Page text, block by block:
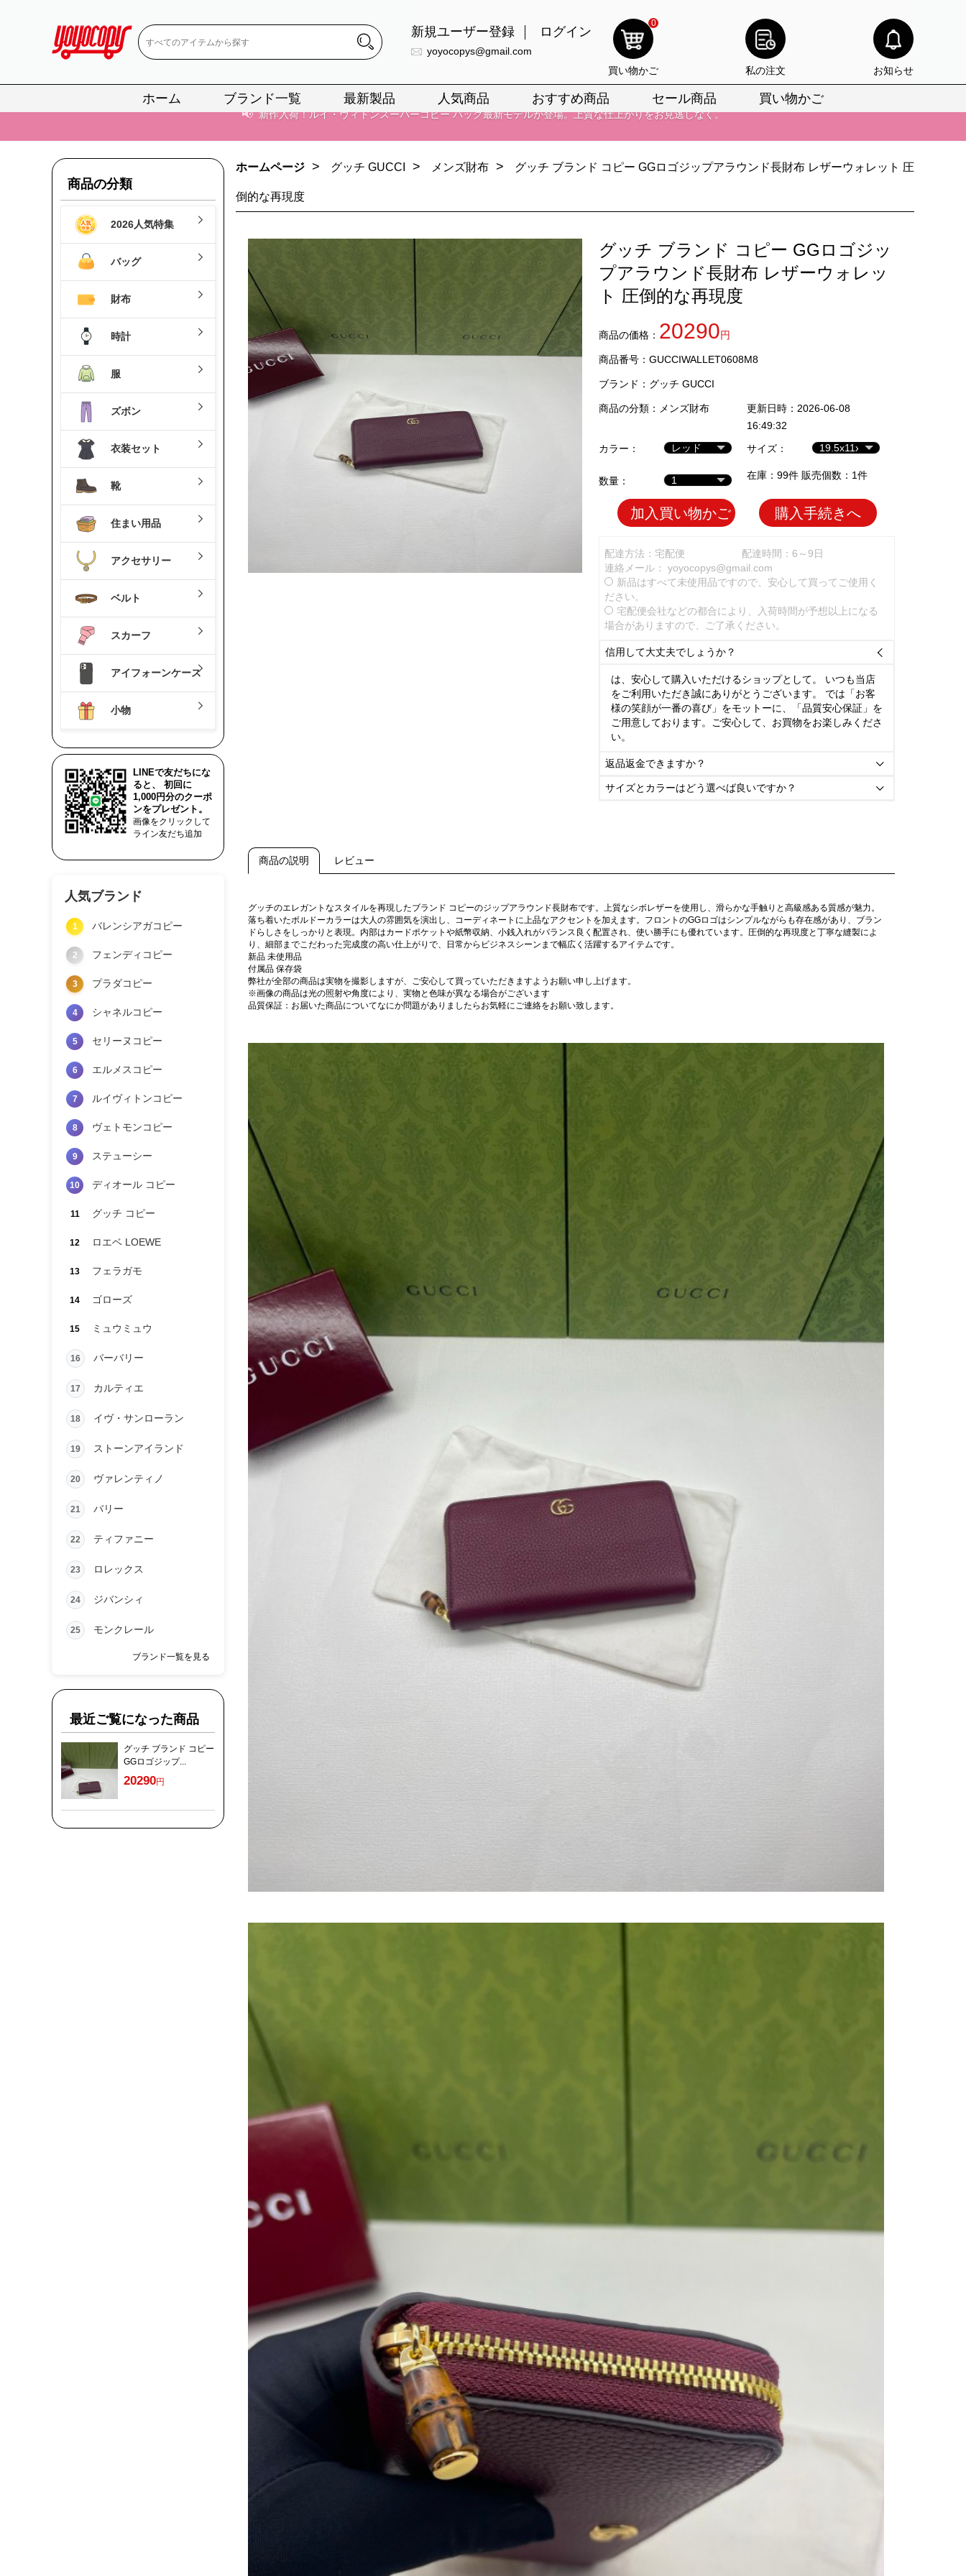
新規ユーザー登録 ログイン
yoyocopys@gmail.com
0
買い物かご 私の注文 お知らせ
ホーム ブランド一覧 最新製品 人気商品 おすすめ商品 セール商品 買い物かご
📢 当店は正真正銘のn級スーパーコピーのみ取扱い。最高品質の再現度を安心してお選びいただけます。
📢
📢 新作入荷！ルイ・ヴィトンスーパーコピー バッグ最新モデルが登場。上質な仕上がりをお見逃しなく。
商品の分類
2026人気特集
バッグ
財布
時計
服
ズボン
衣装セット
靴
住まい用品
アクセサリー
ベルト
スカーフ
アイフォーンケース
小物
LINEで友だちにな
ると、 初回に
1,000円分のクーポ
ンをプレゼント。
画像をクリックして
ライン友だち追加
人気ブランド
1 バレンシアガコピー
2 フェンディコピー
3 プラダコピー
4 シャネルコピー
5 セリーヌコピー
6 エルメスコピー
7 ルイヴィトンコピー
8 ヴェトモンコピー
9 ステューシー
10 ディオール コピー
11 グッチ コピー
12 ロエベ LOEWE
13 フェラガモ
14 ゴローズ
15 ミュウミュウ
16 バーバリー
17 カルティエ
18 イヴ・サンローラン
19 ストーンアイランド
20 ヴァレンティノ
21 バリー
22 ティファニー
23 ロレックス
24 ジバンシィ
25 モンクレール
ブランド一覧を見る
最近ご覧になった商品
グッチ ブランド コピー
GGロゴジップ...
20290円
ホームページ > グッチ GUCCI > メンズ財布 > グッチ ブランド コピー GGロゴジップアラウンド長財布 レザーウォレット 圧
倒的な再現度
グッチ ブランド コピー GGロゴジッ
プアラウンド長財布 レザーウォレッ
ト 圧倒的な再現度
商品の価格： 20290円
商品番号：GUCCIWALLET0608M8
ブランド： グッチ GUCCI
商品の分類： メンズ財布
更新日時：2026-06-08
16:49:32
カラー：
サイズ：
数量： 在庫：99件 販売個数：1件
加入買い物かご 購入手続きへ
配達方法：宅配便
配達時間：6～9日
連絡メール： yoyocopys@gmail.com
新品はすべて未使用品ですので、安心して買ってご使用く
ださい。
宅配便会社などの都合により、入荷時間が予想以上になる
場合がありますので、ご了承ください。
信用して大丈夫でしょうか？ 
は、安心して購入いただけるショップとして。 いつも当店
をご利用いただき誠にありがとうございます。 では「お客
様の笑顔が一番の喜び」をモットーに、「品質安心保証」を
ご用意しております。ご安心して、お買物をお楽しみくださ
い。
返品返金できますか？ 
サイズとカラーはどう選べば良いですか？ 
商品の説明 レビュー
グッチのエレガントなスタイルを再現したブランド コピーのジップアラウンド長財布です。上質なシボレザーを使用し、滑らかな手触りと高級感ある質感が魅力。
落ち着いたボルドーカラーは大人の雰囲気を演出し、コーディネートに上品なアクセントを加えます。フロントのGGロゴはシンプルながらも存在感があり、ブラン
ドらしさをしっかりと表現。内部はカードポケットや紙幣収納、小銭入れがバランス良く配置され、使い勝手にも優れています。圧倒的な再現度と丁寧な縫製によ
り、細部までこだわった完成度の高い仕上がりで、日常からビジネスシーンまで幅広く活躍するアイテムです。
新品 未使用品
付属品 保存袋
弊社が全部の商品は実物を撮影しますが、ご安心して買っていただきますようお願い申し上げます。
※画像の商品は光の照射や角度により、実物と色味が異なる場合がございます
品質保証：お届いた商品についてなにか問題がありましたらお気軽にご連絡をお願い致します。